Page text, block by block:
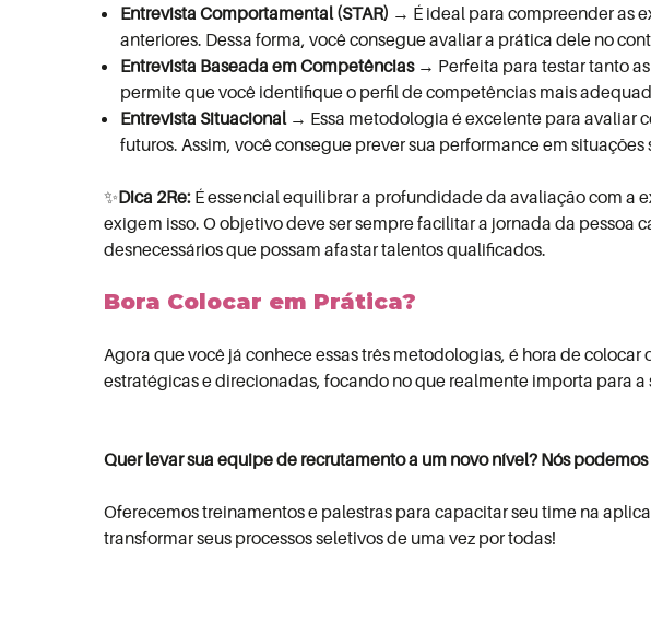
Entrevista Comportamental (STAR) → É ideal para compreender as
anteriores. Dessa forma, você consegue avaliar a prática dele no
Entrevista Baseada em Competências→ Perfeita para testar tanto as
permite que você identifique o perfil de competências mais
Entrevista Situacional→ Essa metodologia é excelente para avaliar
futuros. Assim, você consegue prever sua performance em
✨Dica 2Re: É essencial equilibrar a profundidade da avaliação com a
exigem isso. O objetivo deve ser sempre facilitar a jornada da
desnecessários que possam afastar talentos qualificados.
Bora Colocar em Prática?
Agora que você já conhece essas três metodologias, é hora de
estratégicas e direcionadas, focando no que realmente importa para a
Quer levar sua equipe de recrutamento a um novo nível? Nós
Oferecemos treinamentos e palestras para capacitar seu time na
transformar seus processos seletivos de uma vez por todas!